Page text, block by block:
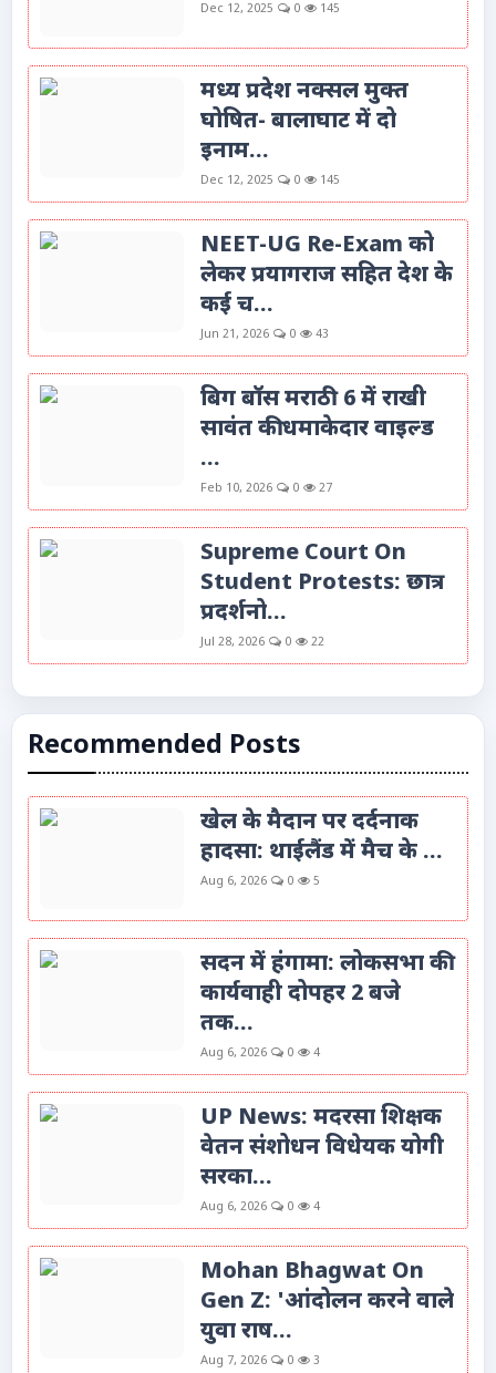
Dec 12, 2025 0 145
मध्य प्रदेश नक्सल मुक्त
घोषित- बालाघाट में दो
इनाम...
Dec 12, 2025 0 145
NEET-UG Re-Exam को
लेकर प्रयागराज सहित देश के
कई च...
Jun 21, 2026 0 43
बिग बॉस मराठी 6 में राखी
सावंत की धमाकेदार वाइल्ड
...
Feb 10, 2026 0 27
Supreme Court On
Student Protests: छात्र
प्रदर्शनो...
Jul 28, 2026 0 22
Recommended Posts
खेल के मैदान पर दर्दनाक
हादसा: थाईलैंड में मैच के ...
Aug 6, 2026 0 5
सदन में हंगामा: लोकसभा की
कार्यवाही दोपहर 2 बजे
तक...
Aug 6, 2026 0 4
UP News: मदरसा शिक्षक
वेतन संशोधन विधेयक योगी
सरका...
Aug 6, 2026 0 4
Mohan Bhagwat On
Gen Z: 'आंदोलन करने वाले
युवा राष...
Aug 7, 2026 0 3